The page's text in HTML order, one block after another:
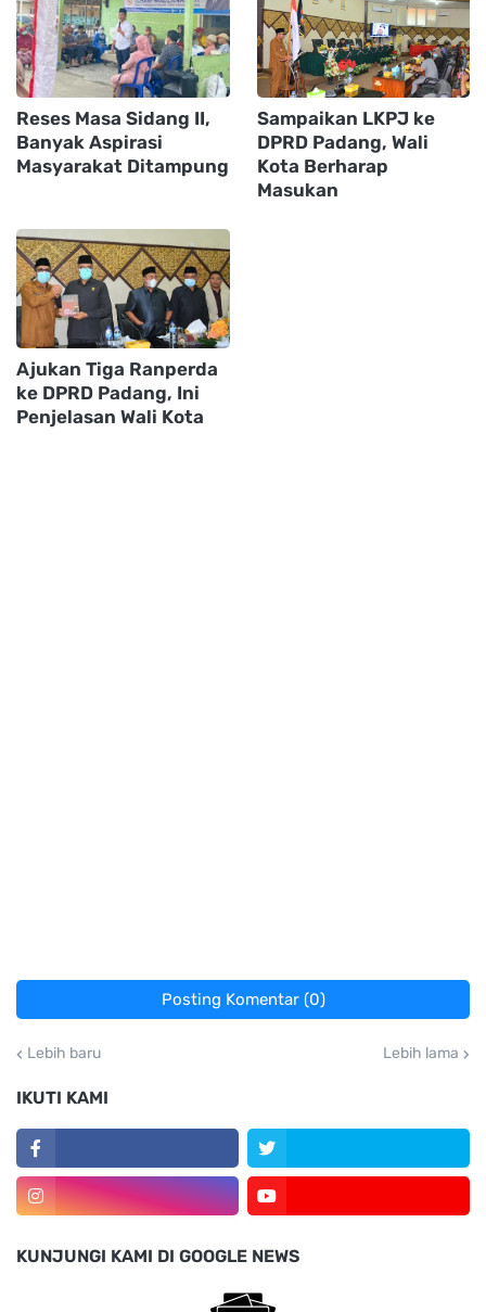
Reses Masa Sidang II,
Banyak Aspirasi
Masyarakat Ditampung
Sampaikan LKPJ ke
DPRD Padang, Wali
Kota Berharap
Masukan
Ajukan Tiga Ranperda
ke DPRD Padang, Ini
Penjelasan Wali Kota
Posting Komentar (0)
Lebih baru Lebih lama
IKUTI KAMI
KUNJUNGI KAMI DI GOOGLE NEWS